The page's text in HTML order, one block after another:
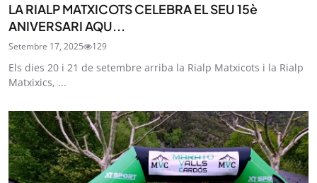
LA RIALP MATXICOTS CELEBRA EL SEU 15è
ANIVERSARI AQU...
Setembre 17, 2025 129
Els dies 20 i 21 de setembre arriba la Rialp Matxicots i la Rialp
Matxixics, ...